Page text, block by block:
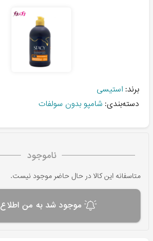
برند: استیسی
دسته‌بندی: شامپو بدون سولفات
ناموجود
متاسفانه این کالا در حال حاضر موجود نیست.
موجود شد به من